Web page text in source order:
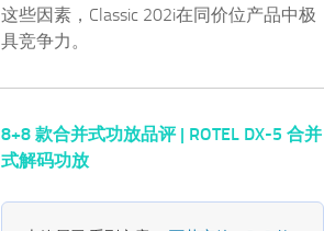
这些因素，Classic 202i在同价位产品中极
具竞争力。
8+8 款合并式功放品评 | ROTEL DX-5 合并
式解码功放